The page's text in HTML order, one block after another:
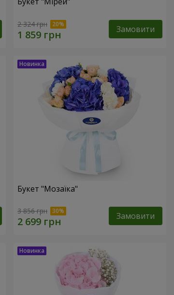
2 324 грн Замовити
Букет "Мозаїка"
3 856 грн Замовити